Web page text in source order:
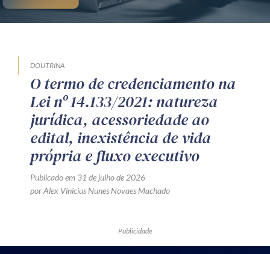
DOUTRINA
O termo de credenciamento na
Lei nº 14.133/2021: natureza
jurídica, acessoriedade ao
edital, inexistência de vida
própria e fluxo executivo
Publicado em 31 de julho de 2026
por Alex Vinicius Nunes Novaes Machado
Publicidade